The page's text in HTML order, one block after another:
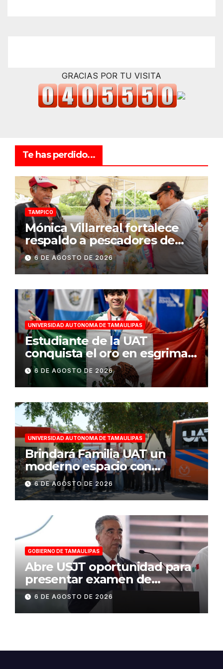
GRACIAS POR TU VISITA
Te has perdido...
TAMPICO
Mónica Villarreal fortalece
respaldo a pescadores de
Tampico durante temporada
de veda
6 DE AGOSTO DE 2026
UNIVERSIDAD AUTONOMA DE TAMAULIPAS
Estudiante de la UAT
conquista el oro en esgrima
en Santo Domingo 2026
6 DE AGOSTO DE 2026
UNIVERSIDAD AUTONOMA DE TAMAULIPAS
Brindará Familia UAT un
moderno espacio con
sentido humano en la nueva
sede del COMASS
6 DE AGOSTO DE 2026
GOBIERNO DE TAMAULIPAS
Abre USJT oportunidad para
presentar examen de
admisión, este sábado
6 DE AGOSTO DE 2026